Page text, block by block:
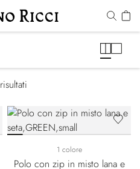
risultati
1 colore
Polo con zip in misto lana e